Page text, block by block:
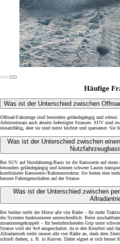
Häufige
Was ist der Unterschied zwischen
Offroad-Fahrzeuge sind besonders geländegängig und
Arbeitseinsatz auch abseits befestigter Strassen. SUV sind
einsatzfähig, aber sie sind meist leichter und sparsamer. Sie
Was ist der Unterschied zwischen
Bei SUV auf Nutzfahrzeug-Basis ist die Karosserie auf
besonders geländegängig und können schwere Lasten
kombinierte Karosserie-/Rahmenstruktur. Sie bieten eine
bessere Fahreigenschaften auf der Strasse.
Was ist der Unterschied zwischen
Bei beiden treibt der Motor alle vier Räder – für mehr
die Systeme funktionieren unterschiedlich: Beim
zusammengekoppelt – für beeindruckenden Grip unter
Strasse wird der 4x4 ausgeschaltet, da er den Komfort und
Allradantrieb treibt immer alle vier Räder an, dank dem
schnell drehen, z. B. in Kurven. Daher eignet er sich besser